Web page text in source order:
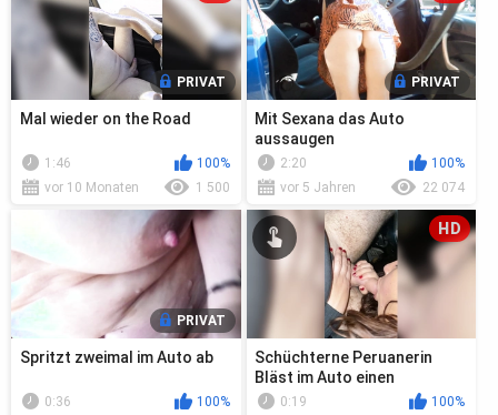
PRIVAT
Mal wieder on the Road
1:46
100%
vor 10 Monaten
1 500
PRIVAT
Mit Sexana das Auto
aussaugen
2:20
100%
vor 5 Jahren
22 074
PRIVAT
Spritzt zweimal im Auto ab
0:36
100%
HD
Schüchterne Peruanerin
Bläst im Auto einen
deutschen
0:19
100%